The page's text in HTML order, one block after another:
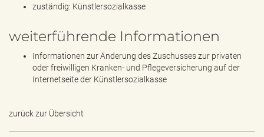
zuständig: Künstlersozialkasse
weiterführende Informationen
Informationen zur Änderung des Zuschusses zur privaten
oder freiwilligen Kranken- und Pflegeversicherung auf der
Internetseite der Künstlersozialkasse
zurück zur Übersicht